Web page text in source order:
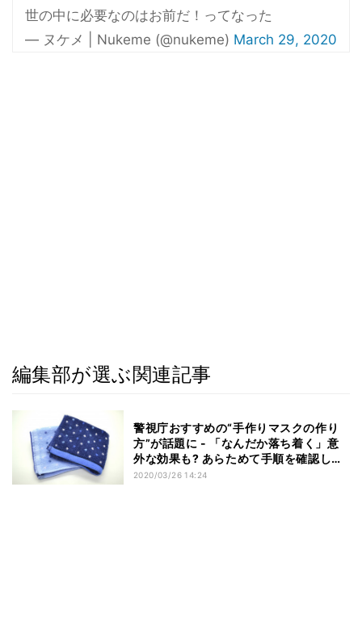
世の中に必要なのはお前だ！ってなった
— ヌケメ | Nukeme (@nukeme) March 29, 2020
編集部が選ぶ関連記事
警視庁おすすめの“手作りマスクの作り
方”が話題に - 「なんだか落ち着く」意
外な効果も? あらためて手順を確認しよ
う
2020/03/26 14:24